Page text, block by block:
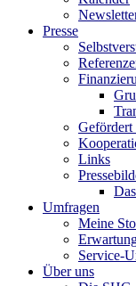
Presse
Gefördert
Links
Umfragen
Meine
Service-
Über uns